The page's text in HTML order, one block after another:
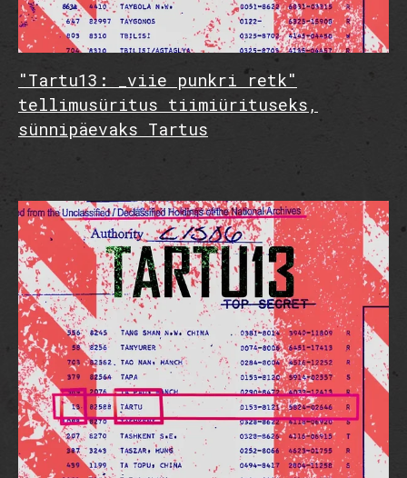
"Tartu13: _viie punkri retk"
tellimusüritus tiimiürituseks,
sünnipäevaks Tartus